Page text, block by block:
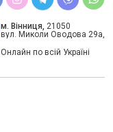
м. Вінниця, 21050
вул. Миколи Оводова 29а,
Онлайн по всій Україні